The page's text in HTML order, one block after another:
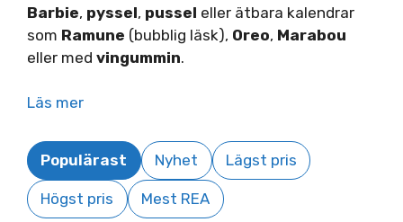
Barbie, pyssel, pussel eller ätbara kalendrar
som Ramune (bubblig läsk), Oreo, Marabou
eller med vingummin.
Läs mer
Populärast Nyhet Lägst pris
Högst pris Mest REA